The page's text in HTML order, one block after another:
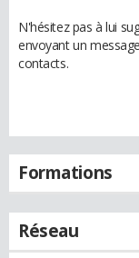
N'hésitez pas à lui
envoyant un
contacts.
Formations
Réseau